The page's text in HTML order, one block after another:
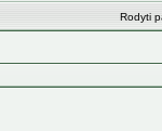
Rodyti